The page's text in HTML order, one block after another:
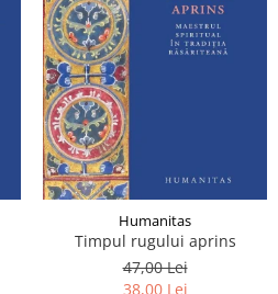
Humanitas
Timpul rugului aprins
47,00 Lei
38,00 Lei